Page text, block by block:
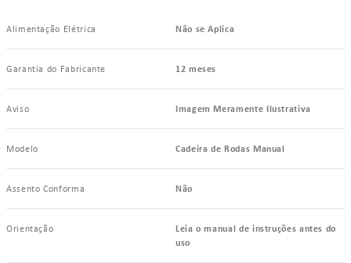
Alimentação Elétrica Não se Aplica
Garantia do Fabricante 12 meses
Aviso Imagem Meramente Ilustrativa
Modelo Cadeira de Rodas Manual
Assento Conforma Não
Orientação
Leia o manual de instruções antes do
uso